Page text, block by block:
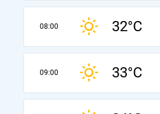
08:00 32°C
09:00 33°C